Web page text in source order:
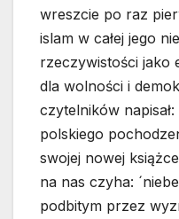
wreszcie po raz
islam w całej jego
rzeczywistości jako
dla wolności i
czytelników
polskiego
swojej nowej
na nas czyha:
podbitym przez